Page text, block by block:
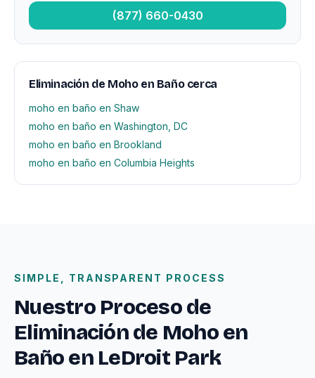
(877) 660-0430
Eliminación de Moho en Baño cerca
moho en baño en Shaw
moho en baño en Washington, DC
moho en baño en Brookland
moho en baño en Columbia Heights
SIMPLE, TRANSPARENT PROCESS
Nuestro Proceso de
Eliminación de Moho en
Baño en LeDroit Park